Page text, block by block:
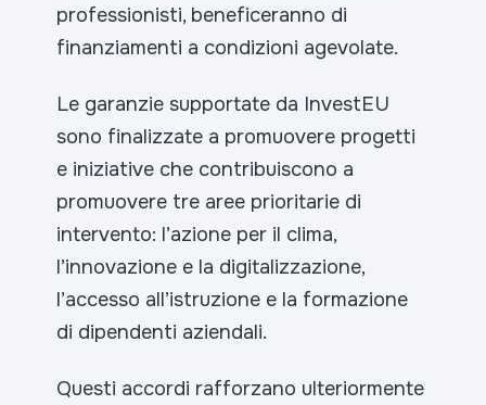
professionisti, beneficeranno di
finanziamenti a condizioni agevolate.
Le garanzie supportate da InvestEU
sono finalizzate a promuovere progetti
e iniziative che contribuiscono a
promuovere tre aree prioritarie di
intervento: l’azione per il clima,
l’innovazione e la digitalizzazione,
l’accesso all’istruzione e la formazione
di dipendenti aziendali.
Questi accordi rafforzano ulteriormente